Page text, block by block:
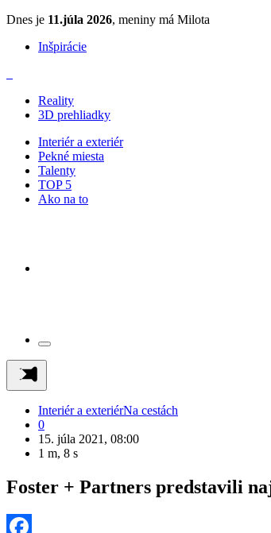
Dnes je 11.júla 2026, meniny má Milota
Inšpirácie
Reality
3D prehliadky
Interiér a exteriér
Pekné miesta
Talenty
TOP 5
Ako na to
Interiér a exteriérNa cestách
0
15. júla 2021, 08:00
1 m, 8 s
Foster + Partners predstavili